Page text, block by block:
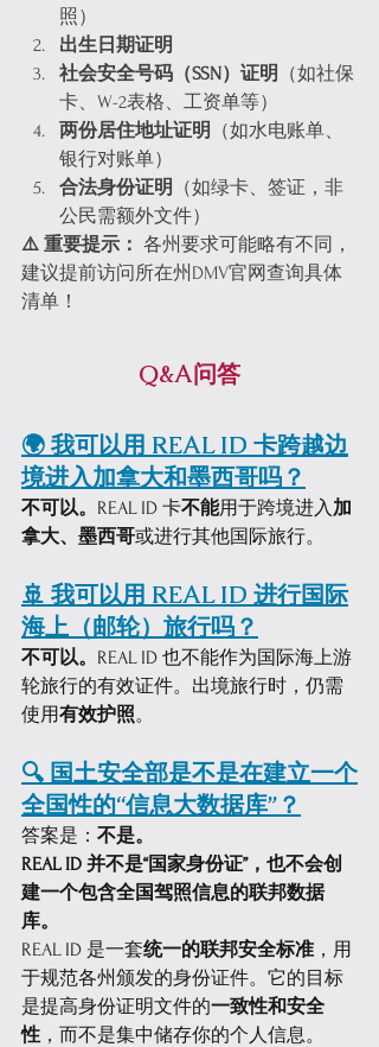
照）
出生日期证明
社会安全号码（SSN）证明
（如社保
卡、W-2表格、工资单等）
两份居住地址证明
（如水电账单、
银行对账单）
合法身份证明
（如绿卡、签证，非
公民需额外文件）
⚠️ 重要提示： 各州要求可能略有不同，
建议提前访问所在州DMV官网查询具体
清单！
Q&A问答
🌍 我可以用 REAL ID 卡跨越边
境进入加拿大和墨西哥吗？
不可以。 REAL ID 卡不能用于跨境进入加
拿大、墨西哥或进行其他国际旅行。
🚢 我可以用 REAL ID 进行国际
海上（邮轮）旅行吗？
不可以。 REAL ID 也不能作为国际海上游
轮旅行的有效证件。出境旅行时，仍需
使用有效护照。
🔍 国土安全部是不是在建立一个
全国性的“信息大数据库”？
答案是： 不是。
REAL ID 并不是“国家身份证”，也不会创
建一个包含全国驾照信息的联邦数据
库。
REAL ID 是一套统一的联邦安全标准 ，用
于规范各州颁发的身份证件。它的目标
是提高身份证明文件的一致性和安全
性 ，而不是集中储存你的个人信息。